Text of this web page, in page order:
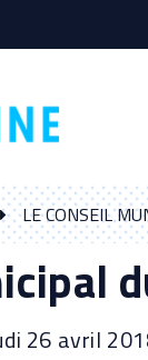
LE CONSEIL
26 avril